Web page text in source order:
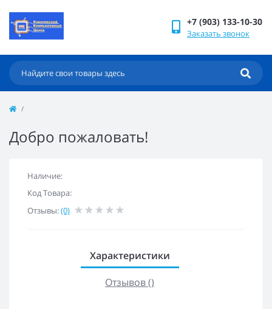
+7 (903) 133-10-30
Заказать звонок
Добро пожаловать!
Наличие:
Код Товара:
Отзывы:(0)
Характеристики
Отзывов ()